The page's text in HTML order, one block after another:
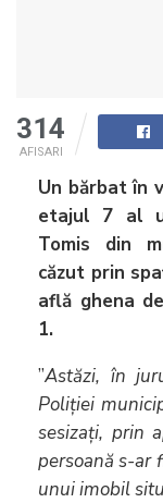
314
AFISARI
Un bărbat în
etajul 7 al
Tomis din
căzut prin
află ghena
1.
”Astăzi, în
Poliției
sesizați, prin
persoană s-ar
unui imobil